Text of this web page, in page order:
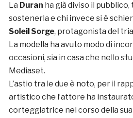
La Duran ha già diviso il
sostenerla e chi invece si è
Soleil Sorge, protagonista del
La modella ha avuto modo di
occasioni, sia in casa che nello
Mediaset.
L’astio tra le due è noto, per il
artistico che l’attore ha
corteggiatrice nel corso della sua